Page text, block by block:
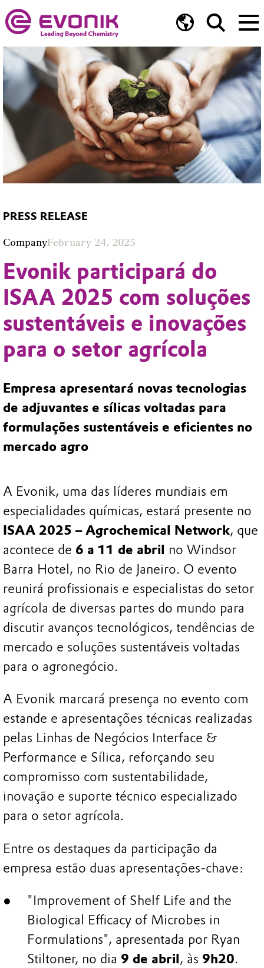
PRESS RELEASE
CompanyFebruary 24, 2025
Evonik participará do
ISAA 2025 com soluções
sustentáveis e inovações
para o setor agrícola
Empresa apresentará novas tecnologias
de adjuvantes e sílicas voltadas para
formulações sustentáveis e eficientes no
mercado agro
A Evonik, uma das líderes mundiais em
especialidades químicas, estará presente no
ISAA 2025 – Agrochemical Network, que
acontece de 6 a 11 de abril no Windsor
Barra Hotel, no Rio de Janeiro. O evento
reunirá profissionais e especialistas do setor
agrícola de diversas partes do mundo para
discutir avanços tecnológicos, tendências de
mercado e soluções sustentáveis voltadas
para o agronegócio.
A Evonik marcará presença no evento com
estande e apresentações técnicas realizadas
pelas Linhas de Negócios Interface &
Performance e Sílica, reforçando seu
compromisso com sustentabilidade,
inovação e suporte técnico especializado
para o setor agrícola.
Entre os destaques da participação da
empresa estão duas apresentações-chave:
"Improvement of Shelf Life and the
Biological Efficacy of Microbes in
Formulations", apresentada por Ryan
Stiltoner, no dia 9 de abril, às 9h20.